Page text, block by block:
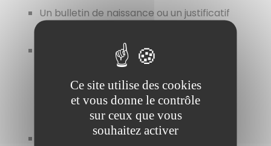
Un bulletin de naissance ou un justificatif
Les photocopies de texte de citation
individuelle, de témoignage de
satisfaction ou de lettres de félicitations
si vous êtes titulaire de telles
distinctions .
Les photocopies de votre carnet de vol
Ce site utilise des cookies
et vous donne le contrôle
sur ceux que vous
souhaitez activer